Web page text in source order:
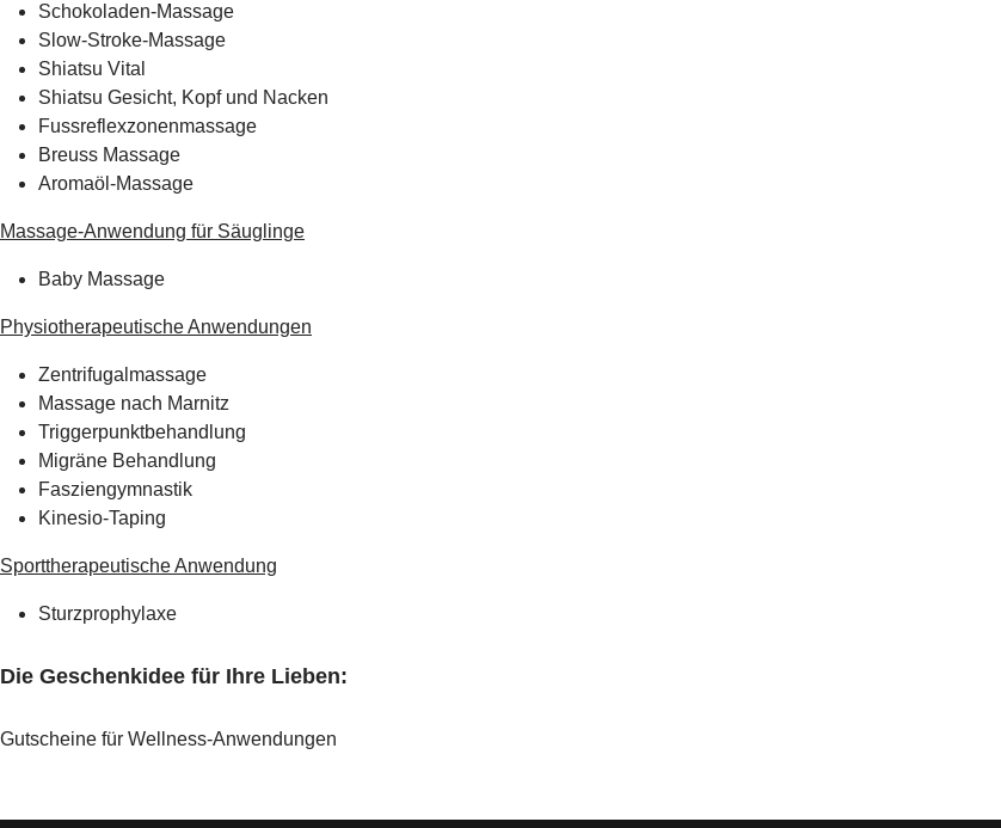
Schokoladen-Massage
Slow-Stroke-Massage
Shiatsu Vital
Shiatsu Gesicht, Kopf und Nacken
Fussreflexzonenmassage
Breuss Massage
Aromaöl-Massage
Massage-Anwendung für Säuglinge
Baby Massage
Physiotherapeutische Anwendungen
Zentrifugalmassage
Massage nach Marnitz
Triggerpunktbehandlung
Migräne Behandlung
Fasziengymnastik
Kinesio-Taping
Sporttherapeutische Anwendung
Sturzprophylaxe
Die Geschenkidee für Ihre Lieben:
Gutscheine für Wellness-Anwendungen